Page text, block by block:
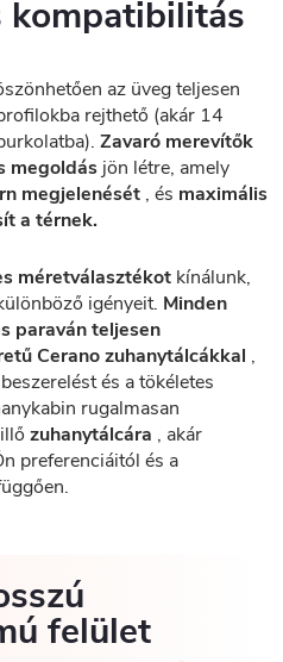
kompatibilitás
az üveg teljesen
rejthető (akár 14
Zavaró merevítők
megoldás jön létre, amely
megjelenését , és maximális
a térnek.
méretválasztékot kínálunk,
igényeit. Minden
paraván teljesen
Cerano zuhanytálcákkal ,
és a tökéletes
rugalmasan
zuhanytálcára , akár
preferenciáitól és a
felület